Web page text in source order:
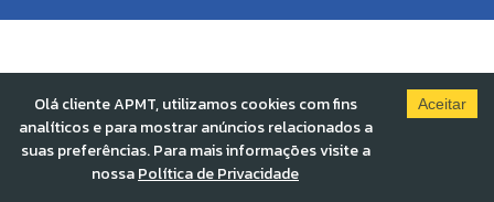
Olá cliente APMT, utilizamos cookies com fins
analíticos e para mostrar anúncios relacionados a
suas preferências. Para mais informações visite a
nossaPolítica de Privacidade
Aceitar